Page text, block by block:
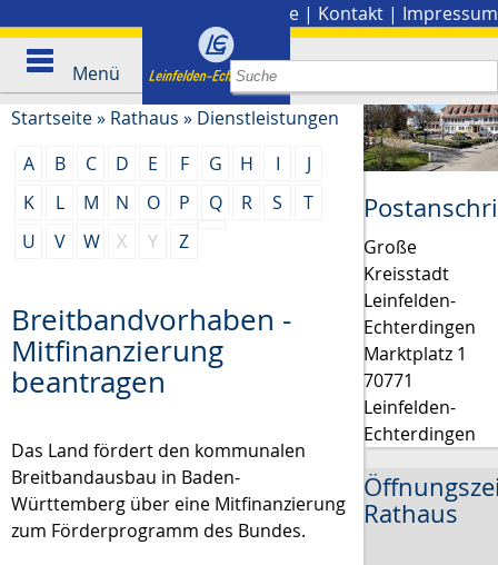
Presse | Kontakt | Impressum
Menü
Startseite» Rathaus » Dienstleistungen
A
B C D E F G H I
J
K
L M N O P Q R S
T
U
V W X Y Z
Breitbandvorhaben -
Mitfinanzierung
beantragen
Das Land fördert den kommunalen
Breitbandausbau in Baden-
Württemberg über eine Mitfinanzierung
zum Förderprogramm des Bundes.
Große
Kreisstadt
Leinfelden-
Echterdingen
Marktplatz 1
70771
Leinfelden-
Echterdingen
Rathaus